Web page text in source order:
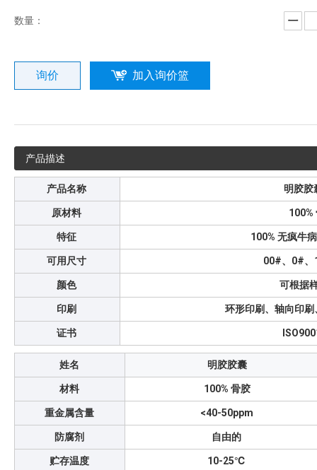
数量：
询价 加入询价篮
产品描述
产品名称 明胶胶
原材料 100%
特征 100% 无疯牛
可用尺寸 00#、0#
颜色 可根据
印刷 环形印刷、轴向印
证书
姓名 明胶胶囊
材料 100% 骨胶
重金属含量 <40-50ppm
防腐剂 自由的
贮存温度 10-25℃